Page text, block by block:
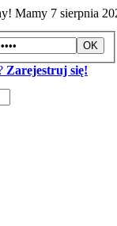
Mamy 7 sierpnia
Zarejestruj się!